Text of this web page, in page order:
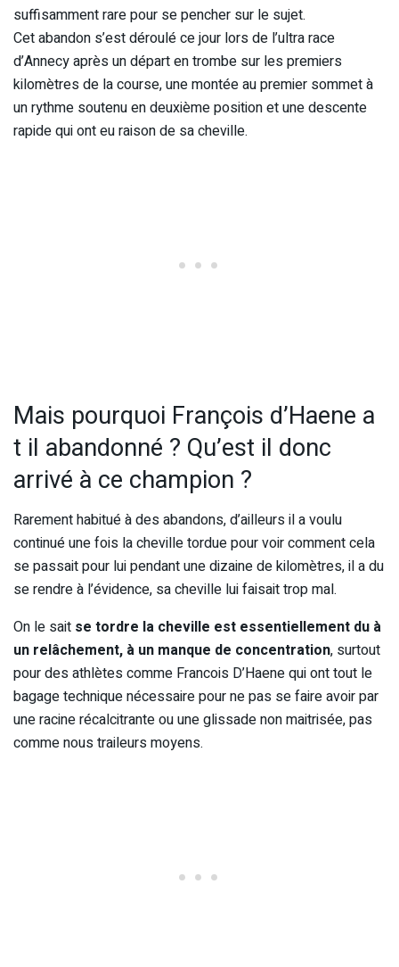
suffisamment rare pour se pencher sur le sujet.
Cet abandon s’est déroulé ce jour lors de l’ultra race
d’Annecy après un départ en trombe sur les premiers
kilomètres de la course, une montée au premier sommet à
un rythme soutenu en deuxième position et une descente
rapide qui ont eu raison de sa cheville.
Mais pourquoi François d’Haene a
t il abandonné ? Qu’est il donc
arrivé à ce champion ?
Rarement habitué à des abandons, d’ailleurs il a voulu
continué une fois la cheville tordue pour voir comment cela
se passait pour lui pendant une dizaine de kilomètres, il a du
se rendre à l’évidence, sa cheville lui faisait trop mal.
On le sait se tordre la cheville est essentiellement du à
un relâchement, à un manque de concentration, surtout
pour des athlètes comme Francois D’Haene qui ont tout le
bagage technique nécessaire pour ne pas se faire avoir par
une racine récalcitrante ou une glissade non maitrisée, pas
comme nous traileurs moyens.